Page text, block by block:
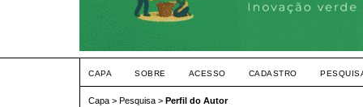
CAPA SOBRE ACESSO CADASTRO
Capa > Pesquisa > Perfil do Autor